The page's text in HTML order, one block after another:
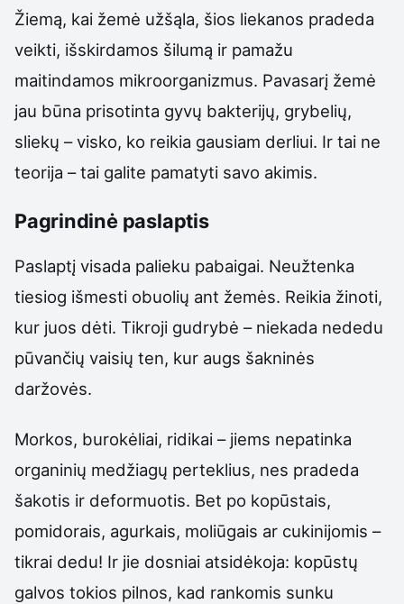
Žiemą, kai žemė užšąla, šios liekanos pradeda
veikti, išskirdamos šilumą ir pamažu
maitindamos mikroorganizmus. Pavasarį žemė
jau būna prisotinta gyvų bakterijų, grybelių,
sliekų – visko, ko reikia gausiam derliui. Ir tai ne
teorija – tai galite pamatyti savo akimis.
Pagrindinė paslaptis
Paslaptį visada palieku pabaigai. Neužtenka
tiesiog išmesti obuolių ant žemės. Reikia žinoti,
kur juos dėti. Tikroji gudrybė – niekada nededu
pūvančių vaisių ten, kur augs šakninės
daržovės.
Morkos, burokėliai, ridikai – jiems nepatinka
organinių medžiagų perteklius, nes pradeda
šakotis ir deformuotis. Bet po kopūstais,
pomidorais, agurkais, moliūgais ar cukinijomis –
tikrai dedu! Ir jie dosniai atsidėkoja: kopūstų
galvos tokios pilnos, kad rankomis sunku